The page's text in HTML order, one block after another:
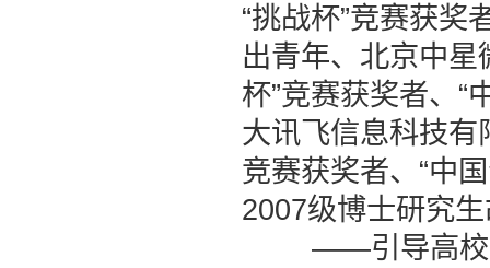
“挑战杯”竞赛获奖
出青年、北京中星
杯”竞赛获奖者、“
大讯飞信息科技有
竞赛获奖者、“中
2007级博士研究
——引导高校学